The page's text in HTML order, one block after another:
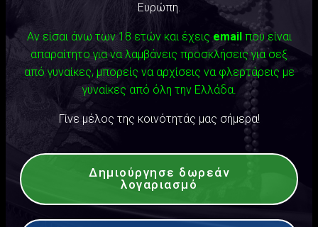
Ευρώπη.
Αν είσαι άνω των 18 ετών και έχεις emailπου είναι
απαραίτητο για να λαμβάνεις προσκλήσεις για σεξ
από γυναίκες, μπορείς να αρχίσεις να φλερτάρεις με
γυναίκες από όλη την Ελλάδα.
Γίνε μέλος της κοινότητάς μας σήμερα!
Δημιούργησε δωρεάν
λογαριασμό